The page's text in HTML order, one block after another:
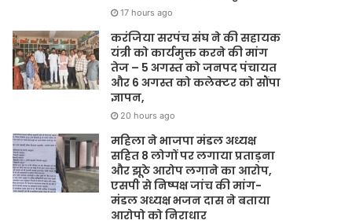
17 hours ago
करंजिया सरपंच संघ ने की सहायक
यंत्री को कार्यमुक्त करने की मांग
तेज – 5 अगस्त को जनपद पंचायत
और 6 अगस्त को कलेक्टर को सौंपा
ज्ञापन,
20 hours ago
महिला ने भाजपा मंडल अध्यक्ष
सहित 8 लोगों पर लगाया प्रताड़ना
और झूठे आरोप लगाने का आरोप,
एसपी से निष्पक्ष जांच की मांग-
मंडल अध्यक्ष भजन दास ने बताया
आरोपो को निराधार